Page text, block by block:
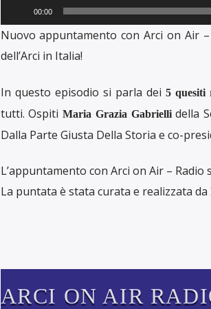
Player
00:00
Nuovo appuntamento con Arci on Air
dell’Arci in Italia!
In questo episodio si parla dei 5 quesiti
tutti. Ospiti Maria Grazia Gabriellidella
Dalla Parte Giusta Della Storia e co-
L’appuntamento con Arci on Air –
La puntata è stata curata e realizzata da
ARCI ON AIR